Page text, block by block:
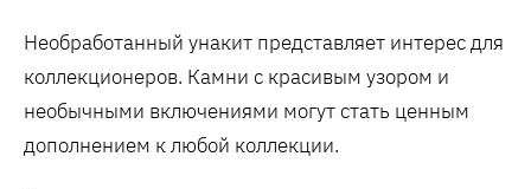
Необработанный унакит представляет интерес для
коллекционеров. Камни с красивым узором и
необычными включениями могут стать ценным
дополнением к любой коллекции.